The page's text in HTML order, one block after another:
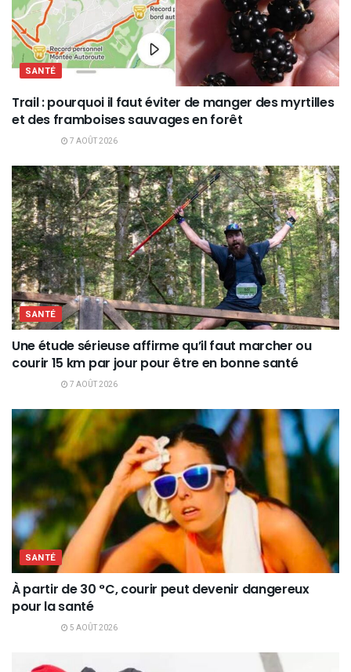
SANTÉ
Trail : pourquoi il faut éviter de manger des myrtilles
et des framboises sauvages en forêt
7 AOÛT 2026
SANTÉ
Une étude sérieuse affirme qu’il faut marcher ou
courir 15 km par jour pour être en bonne santé
7 AOÛT 2026
SANTÉ
À partir de 30 °C, courir peut devenir dangereux
pour la santé
5 AOÛT 2026